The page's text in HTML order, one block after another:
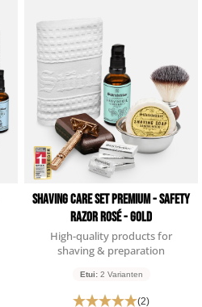
Shaving Care Set Premium - Safety
Razor Rosé - Gold
High-quality products for
shaving & preparation
Etui: 2 Varianten
(2)